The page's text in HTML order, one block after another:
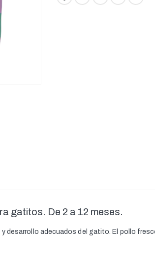
gatitos. De 2 a 12 meses.
desarrollo adecuados del gatito. El pollo